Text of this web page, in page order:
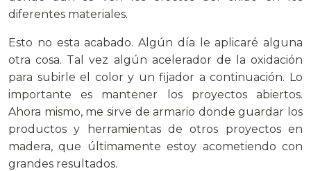
diferentes materiales.
Esto no esta acabado. Algún día le aplicaré alguna
otra cosa. Tal vez algún acelerador de la oxidación
para subirle el color y un fijador a continuación. Lo
importante es mantener los proyectos abiertos.
Ahora mismo, me sirve de armario donde guardar los
productos y herramientas de otros proyectos en
madera, que últimamente estoy acometiendo con
grandes resultados.